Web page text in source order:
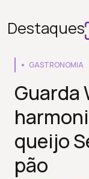
Destaques
GASTRONOMIA
Guarda
queijo
pão